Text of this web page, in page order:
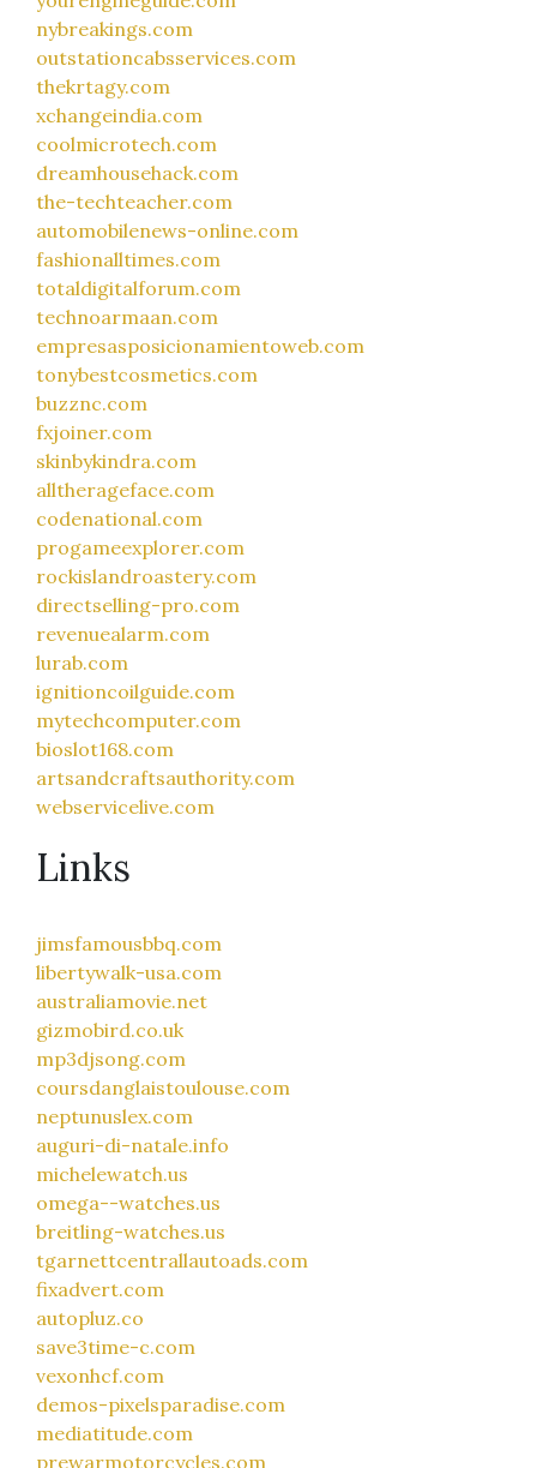
nybreakings.com
outstationcabsservices.com
thekrtagy.com
xchangeindia.com
coolmicrotech.com
dreamhousehack.com
the-techteacher.com
automobilenews-online.com
fashionalltimes.com
totaldigitalforum.com
technoarmaan.com
empresasposicionamientoweb.com
tonybestcosmetics.com
buzznc.com
fxjoiner.com
skinbykindra.com
alltherageface.com
codenational.com
progameexplorer.com
rockislandroastery.com
directselling-pro.com
revenuealarm.com
lurab.com
ignitioncoilguide.com
mytechcomputer.com
bioslot168.com
artsandcraftsauthority.com
webservicelive.com
Links
jimsfamousbbq.com
libertywalk-usa.com
australiamovie.net
gizmobird.co.uk
mp3djsong.com
coursdanglaistoulouse.com
neptunuslex.com
auguri-di-natale.info
michelewatch.us
omega--watches.us
breitling-watches.us
tgarnettcentrallautoads.com
fixadvert.com
autopluz.co
save3time-c.com
vexonhcf.com
demos-pixelsparadise.com
mediatitude.com
prewarmotorcycles.com